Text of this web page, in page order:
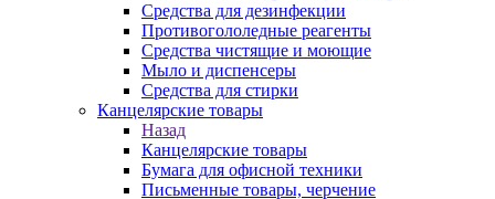
Средства для дезинфекции
Противогололедные реагенты
Средства чистящие и моющие
Мыло и диспенсеры
Средства для стирки
Канцелярские товары
Назад
Канцелярские товары
Бумага для офисной техники
Письменные товары, черчение